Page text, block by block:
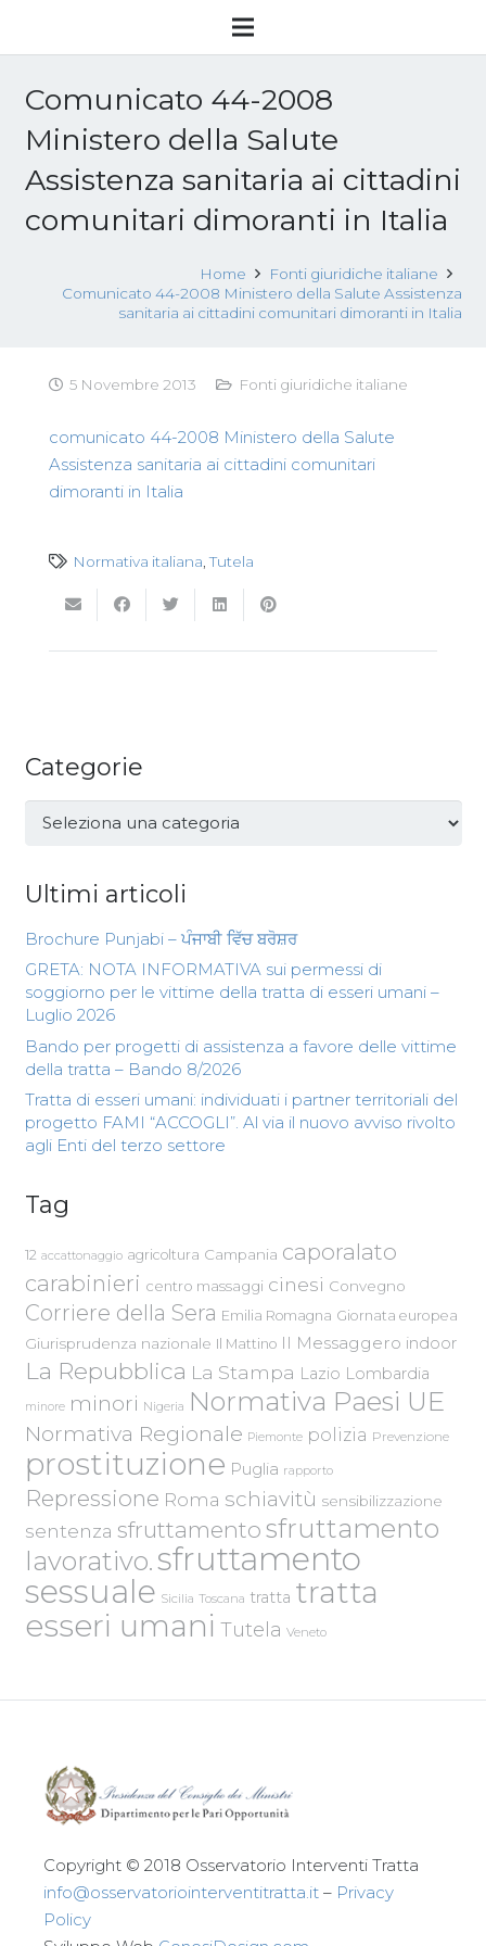
Comunicato 44-2008
Ministero della Salute
Assistenza sanitaria ai cittadini
comunitari dimoranti in Italia
Home
Fonti giuridiche italiane
Comunicato 44-2008 Ministero della Salute Assistenza
sanitaria ai cittadini comunitari dimoranti in Italia
5 Novembre 2013 Fonti giuridiche italiane
comunicato 44-2008 Ministero della Salute
Assistenza sanitaria ai cittadini comunitari
dimoranti in Italia
Normativa italiana ,Tutela
Categorie
Categorie
Ultimi articoli
Brochure Punjabi – ਪੰਜਾਬੀ ਵਿੱਚ ਬਰੋਸ਼ਰ
GRETA: NOTA INFORMATIVA sui permessi di
soggiorno per le vittime della tratta di esseri umani –
Luglio 2026
Bando per progetti di assistenza a favore delle vittime
della tratta – Bando 8/2026
Tratta di esseri umani: individuati i partner territoriali del
progetto FAMI “ACCOGLI”. Al via il nuovo avviso rivolto
agli Enti del terzo settore
Tag
12 accattonaggio agricoltura Campania caporalato
carabinieri centro massaggi cinesi Convegno
Corriere della Sera Emilia Romagna Giornata europea
Giurisprudenza nazionale Il Mattino Il Messaggero indoor
La Repubblica La Stampa Lazio Lombardia
minore minori Nigeria Normativa Paesi UE
Normativa Regionale Piemonte polizia Prevenzione
prostituzione Puglia rapporto
Repressione Roma schiavitù sensibilizzazione
sentenza sfruttamento sfruttamento
lavorativo.sfruttamento
sessuale Sicilia Toscana tratta tratta
esseri umani Tutela Veneto
Copyright © 2018 Osservatorio Interventi Tratta
info@osservatoriointerventitratta.it – Privacy
Policy